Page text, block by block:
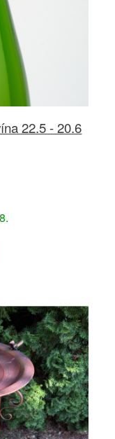
22.5 - 20.6